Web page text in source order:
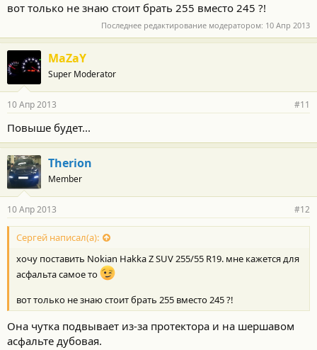
вот только не знаю стоит брать 255 вместо 245 ?!
Последнее редактирование модератором: 10 Апр 2013
MaZaY
Super Moderator
10 Апр 2013 #11
Повыше будет...
Therion
Member
10 Апр 2013 #12
Сергей написал(а):
хочу поставить Nokian Hakka Z SUV 255/55 R19. мне кажется для
асфальта самое то
вот только не знаю стоит брать 255 вместо 245 ?!
Она чутка подвывает из-за протектора и на шершавом
асфальте дубовая.